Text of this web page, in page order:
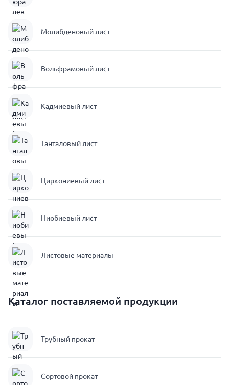
Молибденовый лист
Вольфрамовый лист
Кадмиевый лист
Танталовый лист
Циркониевый лист
Ниобиевый лист
Листовые материалы
Каталог поставляемой продукции
Трубный прокат
Сортовой прокат